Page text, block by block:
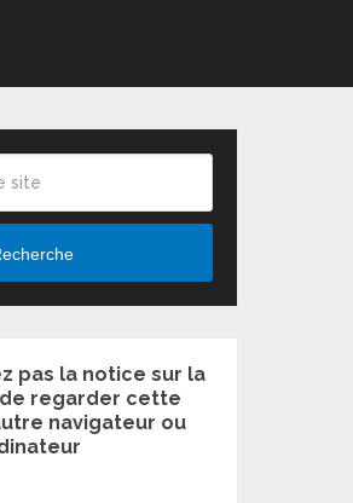
pas la notice sur la
regarder cette
navigateur ou